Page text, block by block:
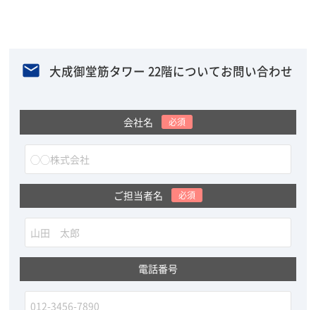
大成御堂筋タワー 22階についてお問い合わせ
会社名 必須
ご担当者名 必須
電話番号